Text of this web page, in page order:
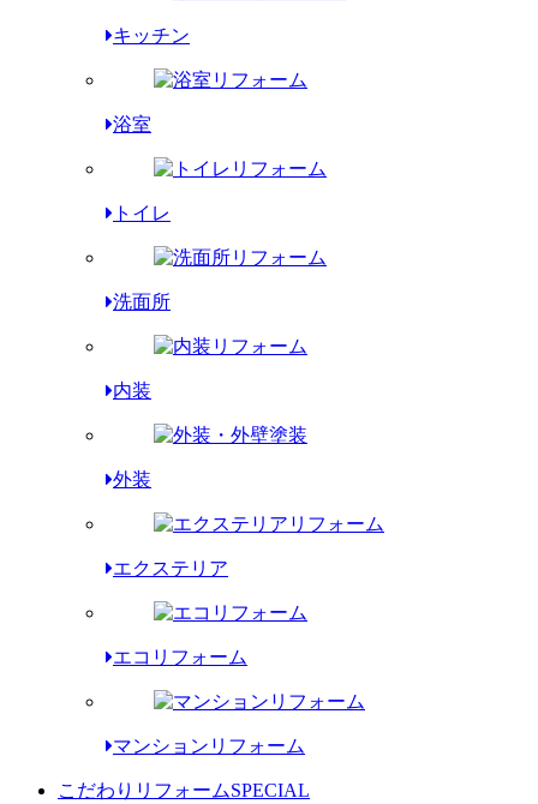
キッチン
浴室
トイレ
洗面所
内装
外装
エクステリア
エコリフォーム
マンションリフォーム
こだわりリフォームSPECIAL